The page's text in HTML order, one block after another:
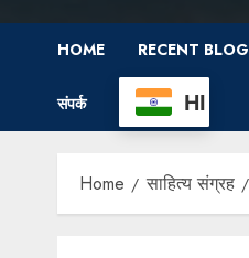
HOME RECENT BLOG
संपर्क HI
Home साहित्य संग्रह